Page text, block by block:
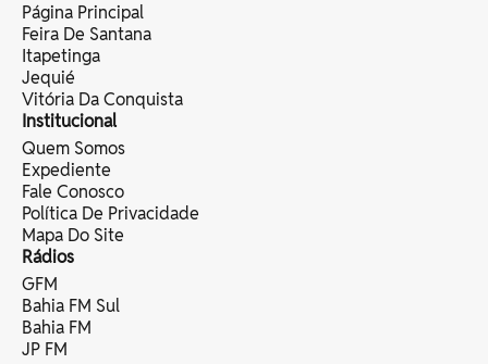
Página Principal
Feira De Santana
Itapetinga
Jequié
Vitória Da Conquista
Institucional
Quem Somos
Expediente
Fale Conosco
Política De Privacidade
Mapa Do Site
Rádios
GFM
Bahia FM Sul
Bahia FM
JP FM